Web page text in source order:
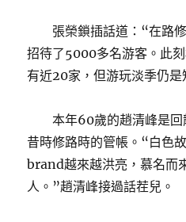
張榮鎖插話道：“在路
招待了5000多名游客。此
有近20家，但游玩淡季仍
本年60歲的趙清峰是
昔時修路時的管帳。“白色
brand越來越洪亮，慕名而
人。”趙清峰接過話茬兒。